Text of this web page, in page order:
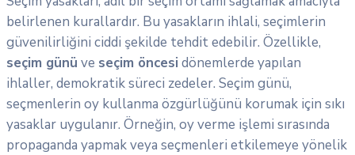
belirlenen kurallardır. Bu yasakların ihlali, seçimlerin
güvenilirliğini ciddi şekilde tehdit edebilir. Özellikle,
seçim günü ve seçim öncesi dönemlerde yapılan
ihlaller, demokratik süreci zedeler. Seçim günü,
seçmenlerin oy kullanma özgürlüğünü korumak için sıkı
yasaklar uygulanır. Örneğin, oy verme işlemi sırasında
propaganda yapmak veya seçmenleri etkilemeye yönelik